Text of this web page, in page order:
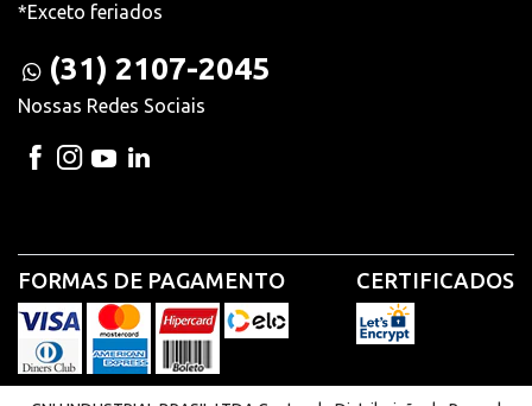
*Exceto feriados
(31) 2107-2045
Nossas Redes Sociais
FORMAS DE PAGAMENTO CERTIFICADOS